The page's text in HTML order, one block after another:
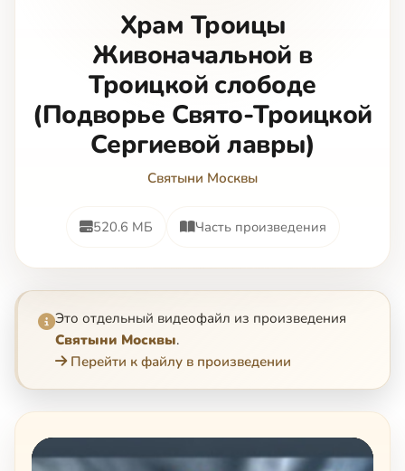
Храм Троицы
Живоначальной в
Троицкой слободе
(Подворье Свято-Троицкой
Сергиевой лавры)
Святыни Москвы
520.6 МБ Часть произведения
Это отдельный видеофайл из произведения
Святыни Москвы.
Перейти к файлу в произведении